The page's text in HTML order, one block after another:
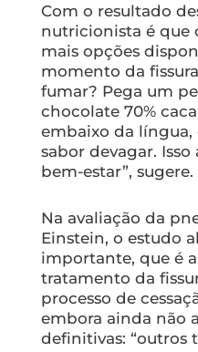
Com o resultado
nutricionista é que
mais opções
momento da
fumar? Pega um
chocolate 70%
embaixo da língua,
sabor devagar.
bem-estar”, sugere.
Na avaliação da
Einstein, o estudo
importante, que é
tratamento da
processo de
embora ainda não
definitivas: “outros